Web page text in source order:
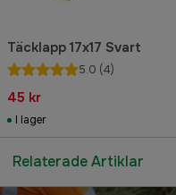
Täcklapp 17x17 Svart
5.0 (4)
45 kr
I lager
Relaterade Artiklar